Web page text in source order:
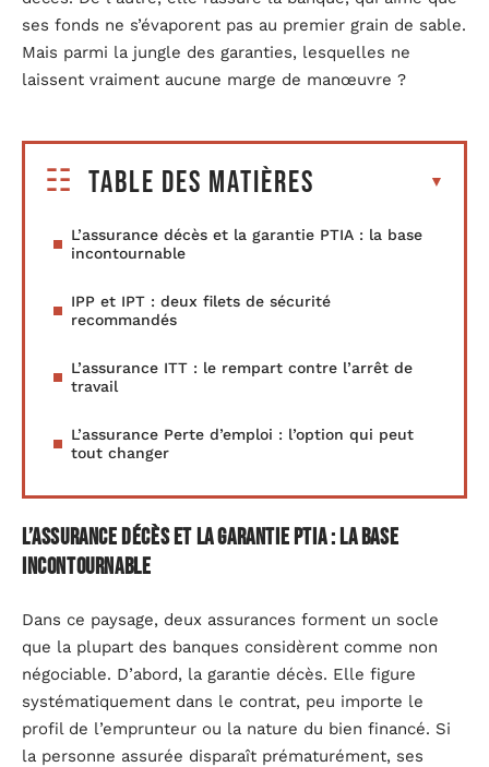
ses fonds ne s’évaporent pas au premier grain de sable.
Mais parmi la jungle des garanties, lesquelles ne
laissent vraiment aucune marge de manœuvre ?
Table des matières
L’assurance décès et la garantie PTIA : la base
incontournable
IPP et IPT : deux filets de sécurité
recommandés
L’assurance ITT : le rempart contre l’arrêt de
travail
L’assurance Perte d’emploi : l’option qui peut
tout changer
L’assurance décès et la garantie PTIA : la base
incontournable
Dans ce paysage, deux assurances forment un socle
que la plupart des banques considèrent comme non
négociable. D’abord, la garantie décès. Elle figure
systématiquement dans le contrat, peu importe le
profil de l’emprunteur ou la nature du bien financé. Si
la personne assurée disparaît prématurément, ses